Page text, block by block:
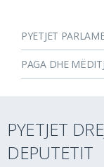
PYETJET
PAGA DHE
PYETJET
DEPUTETIT